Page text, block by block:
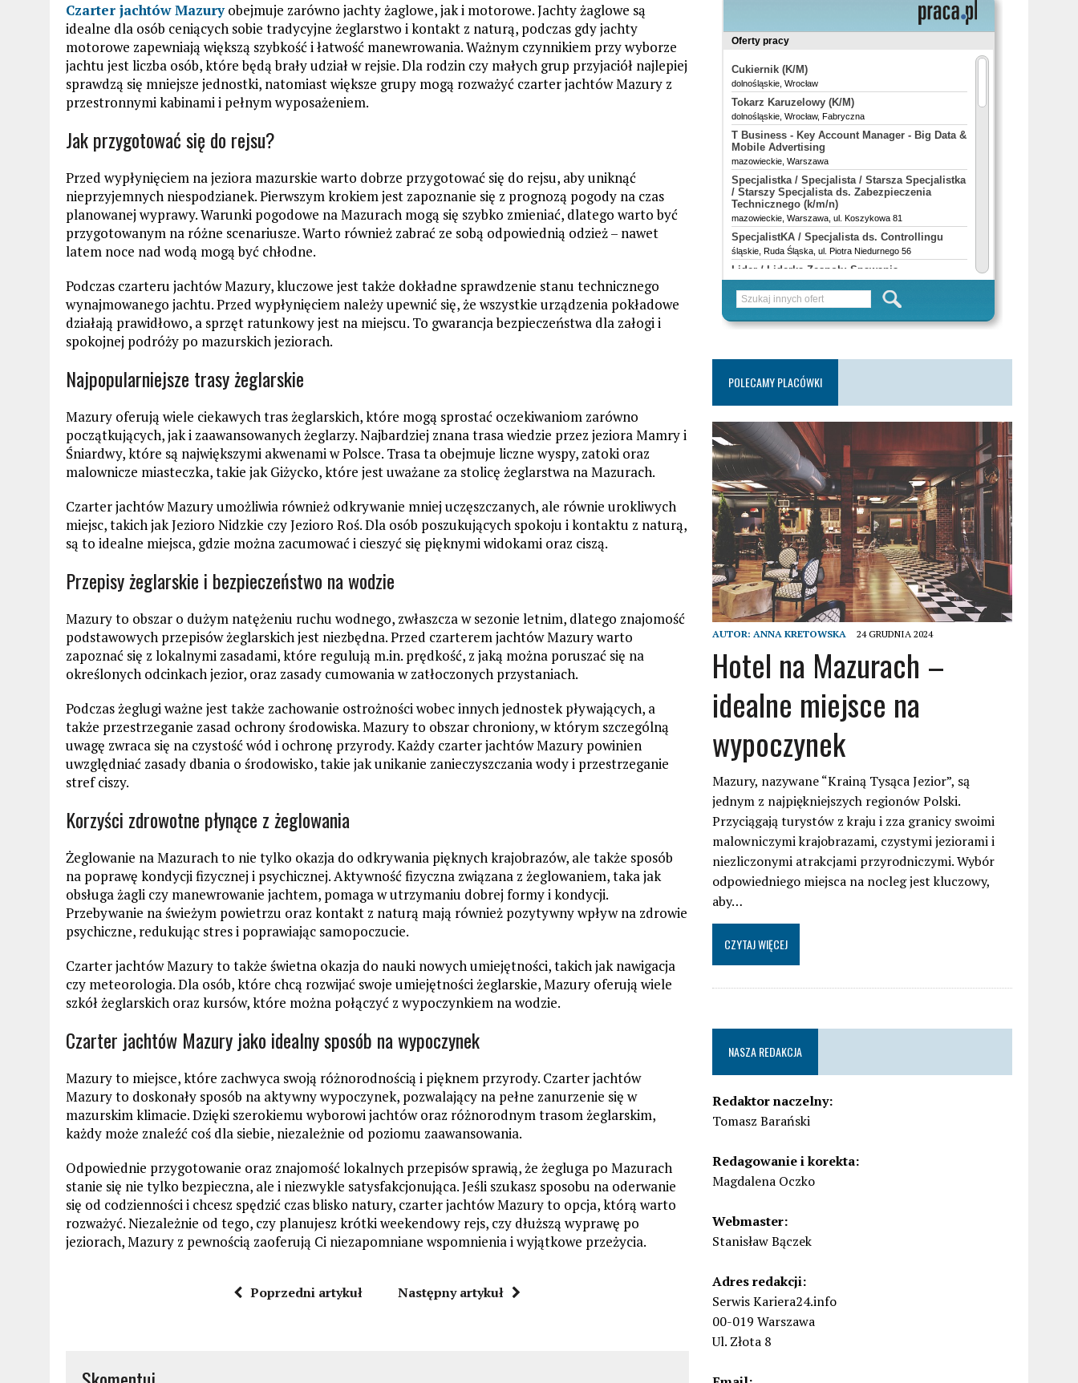
Czarter jachtów Mazuryobejmuje zarówno jachty żaglowe, jak i motorowe. Jachty żaglowe są
idealne dla osób ceniących sobie tradycyjne żeglarstwo i kontakt z naturą, podczas gdy jachty
motorowe zapewniają większą szybkość i łatwość manewrowania. Ważnym czynnikiem przy wyborze
jachtu jest liczba osób, które będą brały udział w rejsie. Dla rodzin czy małych grup przyjaciół najlepiej
sprawdzą się mniejsze jednostki, natomiast większe grupy mogą rozważyć czarter jachtów Mazury z
przestronnymi kabinami i pełnym wyposażeniem.
Jak przygotować się do rejsu?
Przed wypłynięciem na jeziora mazurskie warto dobrze przygotować się do rejsu, aby uniknąć
nieprzyjemnych niespodzianek. Pierwszym krokiem jest zapoznanie się z prognozą pogody na czas
planowanej wyprawy. Warunki pogodowe na Mazurach mogą się szybko zmieniać, dlatego warto być
przygotowanym na różne scenariusze. Warto również zabrać ze sobą odpowiednią odzież – nawet
latem noce nad wodą mogą być chłodne.
Podczas czarteru jachtów Mazury, kluczowe jest także dokładne sprawdzenie stanu technicznego
wynajmowanego jachtu. Przed wypłynięciem należy upewnić się, że wszystkie urządzenia pokładowe
działają prawidłowo, a sprzęt ratunkowy jest na miejscu. To gwarancja bezpieczeństwa dla załogi i
spokojnej podróży po mazurskich jeziorach.
Najpopularniejsze trasy żeglarskie
Mazury oferują wiele ciekawych tras żeglarskich, które mogą sprostać oczekiwaniom zarówno
początkujących, jak i zaawansowanych żeglarzy. Najbardziej znana trasa wiedzie przez jeziora Mamry i
Śniardwy, które są największymi akwenami w Polsce. Trasa ta obejmuje liczne wyspy, zatoki oraz
malownicze miasteczka, takie jak Giżycko, które jest uważane za stolicę żeglarstwa na Mazurach.
Czarter jachtów Mazury umożliwia również odkrywanie mniej uczęszczanych, ale równie urokliwych
miejsc, takich jak Jezioro Nidzkie czy Jezioro Roś. Dla osób poszukujących spokoju i kontaktu z naturą,
są to idealne miejsca, gdzie można zacumować i cieszyć się pięknymi widokami oraz ciszą.
Przepisy żeglarskie i bezpieczeństwo na wodzie
Mazury to obszar o dużym natężeniu ruchu wodnego, zwłaszcza w sezonie letnim, dlatego znajomość
podstawowych przepisów żeglarskich jest niezbędna. Przed czarterem jachtów Mazury warto
zapoznać się z lokalnymi zasadami, które regulują m.in. prędkość, z jaką można poruszać się na
określonych odcinkach jezior, oraz zasady cumowania w zatłoczonych przystaniach.
Podczas żeglugi ważne jest także zachowanie ostrożności wobec innych jednostek pływających, a
także przestrzeganie zasad ochrony środowiska. Mazury to obszar chroniony, w którym szczególną
uwagę zwraca się na czystość wód i ochronę przyrody. Każdy czarter jachtów Mazury powinien
uwzględniać zasady dbania o środowisko, takie jak unikanie zanieczyszczania wody i przestrzeganie
stref ciszy.
Korzyści zdrowotne płynące z żeglowania
Żeglowanie na Mazurach to nie tylko okazja do odkrywania pięknych krajobrazów, ale także sposób
na poprawę kondycji fizycznej i psychicznej. Aktywność fizyczna związana z żeglowaniem, taka jak
obsługa żagli czy manewrowanie jachtem, pomaga w utrzymaniu dobrej formy i kondycji.
Przebywanie na świeżym powietrzu oraz kontakt z naturą mają również pozytywny wpływ na zdrowie
psychiczne, redukując stres i poprawiając samopoczucie.
Czarter jachtów Mazury to także świetna okazja do nauki nowych umiejętności, takich jak nawigacja
czy meteorologia. Dla osób, które chcą rozwijać swoje umiejętności żeglarskie, Mazury oferują wiele
szkół żeglarskich oraz kursów, które można połączyć z wypoczynkiem na wodzie.
Czarter jachtów Mazury jako idealny sposób na wypoczynek
Mazury to miejsce, które zachwyca swoją różnorodnością i pięknem przyrody. Czarter jachtów
Mazury to doskonały sposób na aktywny wypoczynek, pozwalający na pełne zanurzenie się w
mazurskim klimacie. Dzięki szerokiemu wyborowi jachtów oraz różnorodnym trasom żeglarskim,
każdy może znaleźć coś dla siebie, niezależnie od poziomu zaawansowania.
Odpowiednie przygotowanie oraz znajomość lokalnych przepisów sprawią, że żegluga po Mazurach
stanie się nie tylko bezpieczna, ale i niezwykle satysfakcjonująca. Jeśli szukasz sposobu na oderwanie
się od codzienności i chcesz spędzić czas blisko natury, czarter jachtów Mazury to opcja, którą warto
rozważyć. Niezależnie od tego, czy planujesz krótki weekendowy rejs, czy dłuższą wyprawę po
jeziorach, Mazury z pewnością zaoferują Ci niezapomniane wspomnienia i wyjątkowe przeżycia.
Poprzedni artykuł Następny artykuł
POLECAMY PLACÓWKI
AUTOR: ANNA KRETOWSKA 24 GRUDNIA 2024
Hotel na Mazurach –
idealne miejsce na
wypoczynek
Mazury, nazywane “Krainą Tysąca Jezior”, są
jednym z najpiękniejszych regionów Polski.
Przyciągają turystów z kraju i zza granicy swoimi
malowniczymi krajobrazami, czystymi jeziorami i
niezliczonymi atrakcjami przyrodniczymi. Wybór
odpowiedniego miejsca na nocleg jest kluczowy,
aby…
CZYTAJ WIĘCEJ
NASZA REDAKCJA
Redaktor naczelny:
Tomasz Barański
Redagowanie i korekta:
Magdalena Oczko
Webmaster:
Stanisław Bączek
Adres redakcji:
Serwis Kariera24.info
00-019 Warszawa
Ul. Złota 8